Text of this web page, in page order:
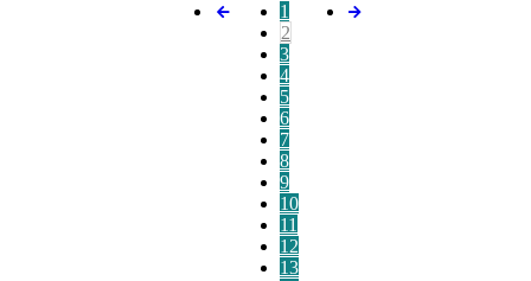
1
2
3
4
5
6
7
8
9
10
11
12
13